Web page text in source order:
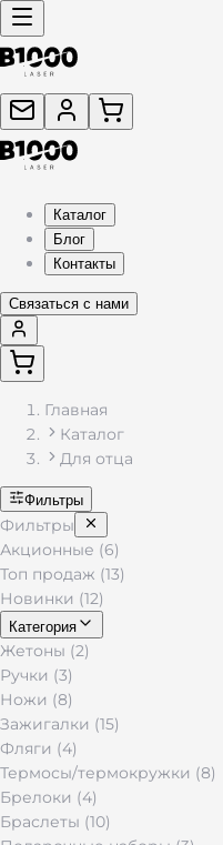
Каталог
Блог
Контакты
Связаться с нами
Главная
Каталог
Для отца
Фильтры
Фильтры
Акционные (6)
Топ продаж (13)
Новинки (12)
Категория
Жетоны (2)
Ручки (3)
Ножи (8)
Зажигалки (15)
Фляги (4)
Термосы/термокружки (8)
Брелоки (4)
Браслеты (10)